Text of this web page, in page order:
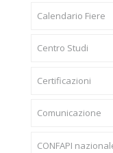
Calendario Fiere
Centro Studi
Certificazioni
Comunicazione
CONFAPI